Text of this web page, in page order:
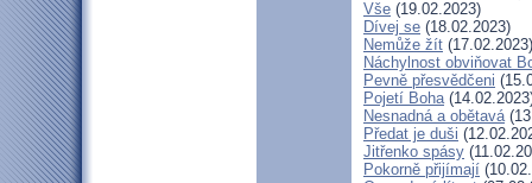
Vše (19.02.2023)
Dívej se (18.02.2023)
Nemůže žít (17.02.2023)
Náchylnost obviňovat
Pevně přesvědčeni
Pojetí Boha
Nesnadná a obětavá
Předat je duši
Jitřenko spásy
Pokorně přijímají